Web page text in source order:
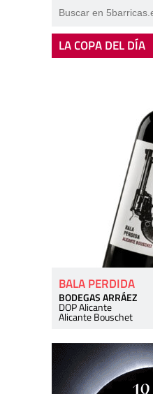
LA COPA DEL DÍA
BALA PERDIDA
BODEGAS ARRÁEZ
DOP Alicante
Alicante Bouschet